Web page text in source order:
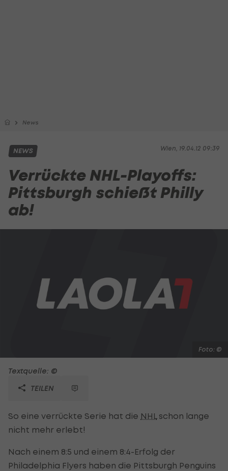
News
Wien, 19.04.12 09:39
NEWS
Verrückte NHL-Playoffs:
Pittsburgh schießt Philly
ab!
Foto: ©
Textquelle: ©
TEILEN
So eine verrückte Serie hat die NHL schon lange
nicht mehr erlebt!
Nach einem 8:5 und einem 8:4-Erfolg der
Philadelphia Flyers haben die Pittsburgh Penguins